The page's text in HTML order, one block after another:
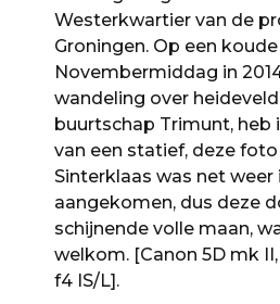
Westerkwartier van de
Groningen. Op een koude
Novembermiddag in
wandeling over
buurtschap Trimunt, heb
van een statief, deze
Sinterklaas was net weer
aangekomen, dus deze
schijnende volle maan,
welkom. [Canon 5D mk
f4 IS/L].